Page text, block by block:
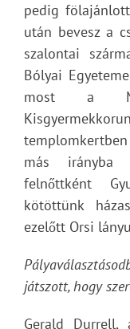
pedig
után bevesz a
szalontai
Bólyai
most a
más irányba
felnőttként
kötöttünk
ezelőtt Orsi
játszott, hogy
Gerald